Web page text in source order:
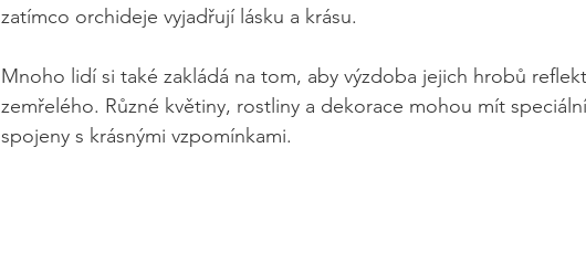
zatímco orchideje vyjadřují lásku a krásu.
Mnoho lidí si také zakládá na tom, aby výzdoba jejich hrobů
zemřelého. Různé květiny, rostliny a dekorace mohou mít
spojeny s krásnými vzpomínkami.